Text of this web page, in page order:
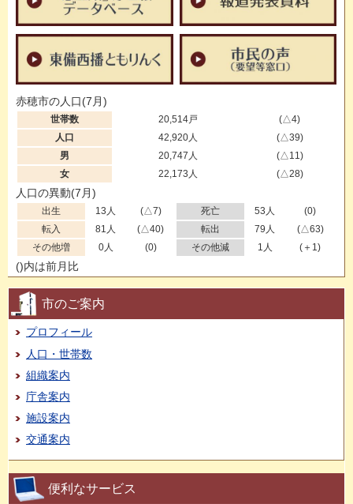
赤穂市の人口(7月)
世帯数 20,514戸
(△4)
人口
42,920人
(△39)
男
20,747人
(△11)
女
22,173人 (△28)
人口の異動(7月)
出生 13人 (△7) 死亡 53人
(0)
転入
81人 (△40) 転出 79人
(△63)
その他増
0人 (0) その他減 1人 (＋1)
()内は前月比
市のご案内
プロフィール
人口・世帯数
組織案内
庁舎案内
施設案内
交通案内
便利なサービス